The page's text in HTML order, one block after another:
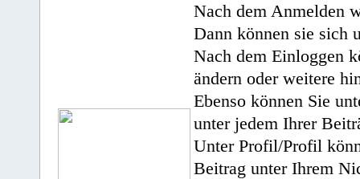
Nach dem Anmelden
Dann können sie sich
Nach dem Einloggen
ändern oder weitere
Ebenso können Sie
unter jedem Ihrer
Unter Profil/Profil
Beitrag unter Ihrem